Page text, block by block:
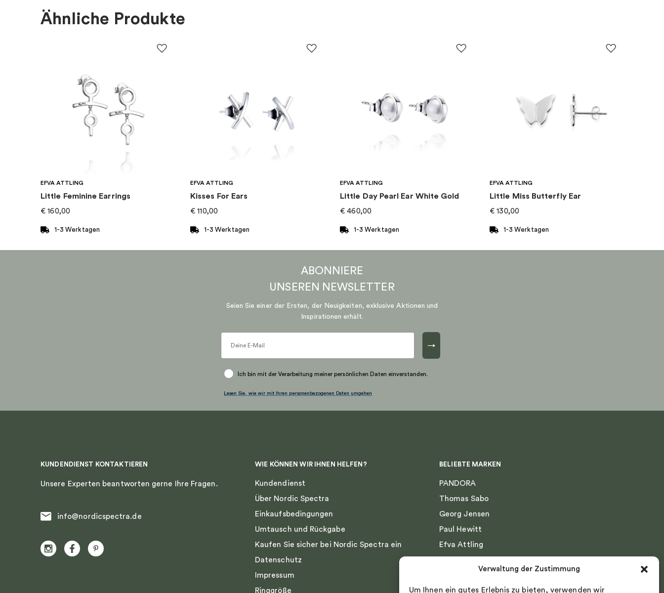
Verwaltung der Zustimmung
Um Ihnen ein gutes Erlebnis zu bieten, verwenden wir
Farbe: Gold, Mehrfarbig
Silber
Steine:
Kollektion:
Ähnliche Produkte
EFVA ATTLING
Little Feminine Earrings
€ 160,00
1-3 Werktagen
EFVA ATTLING
Kisses For Ears
€ 110,00
1-3 Werktagen
EFVA ATTLING
Little Day Pearl Ear White Gold
€ 460,00
1-3 Werktagen
EFVA ATTLING
Little Miss Butterfly Ear
€ 130,00
1-3 Werktagen
ABONNIERE
UNSEREN NEWSLETTER
Seien Sie einer der Ersten, der Neuigkeiten, exklusive Aktionen und
Inspirationen erhält.
→
Ich bin mit der Verarbeitung meiner persönlichen Daten einverstanden.
Lesen Sie, wie wir mit Ihren personenbezogenen Daten umgehen
KUNDENDIENST KONTAKTIEREN
Unsere Experten beantworten gerne Ihre Fragen.
info@nordicspectra.de
WIE KÖNNEN WIR IHNEN HELFEN?
Kundendienst
Über Nordic Spectra
Einkaufsbedingungen
Umtausch und Rückgabe
Kaufen Sie sicher bei Nordic Spectra ein
Datenschutz
Impressum
Ringgröße
BELIEBTE MARKEN
PANDORA
Thomas Sabo
Georg Jensen
Paul Hewitt
Efva Attling
Nordic Spectra